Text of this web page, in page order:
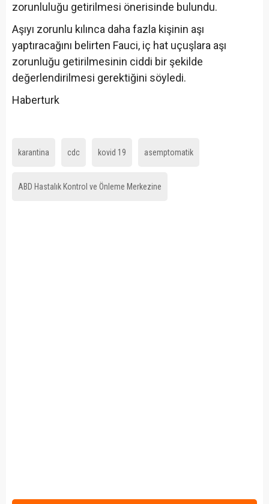
zorunluluğu getirilmesi önerisinde bulundu.
Aşıyı zorunlu kılınca daha fazla kişinin aşı
yaptıracağını belirten Fauci, iç hat uçuşlara aşı
zorunluğu getirilmesinin ciddi bir şekilde
değerlendirilmesi gerektiğini söyledi.
Haberturk
karantina cdc kovid 19 asemptomatik
ABD Hastalık Kontrol ve Önleme Merkezine